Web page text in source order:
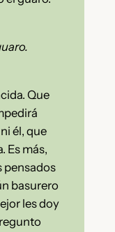
Que
él, que
Es más,
pensados
basurero
les doy